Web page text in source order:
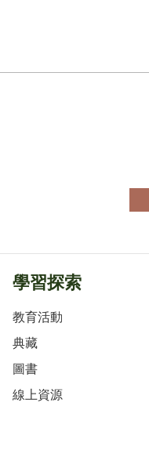
學習探索
教育活動
典藏
圖書
線上資源